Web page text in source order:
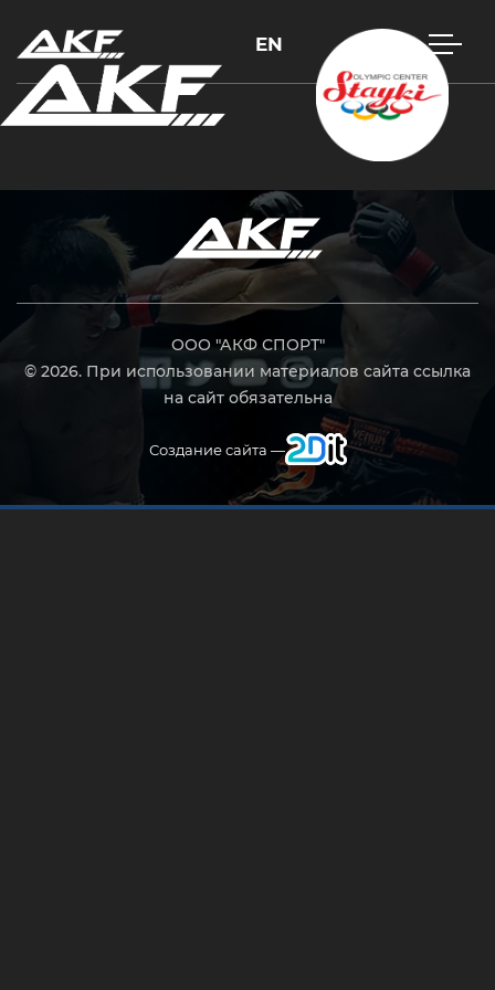
EN
ООО "АКФ СПОРТ"
© 2026. При использовании материалов сайта ссылка
на сайт обязательна
Создание сайта —
Нажмите Enter для поиска или Esc, чтобы закрыть